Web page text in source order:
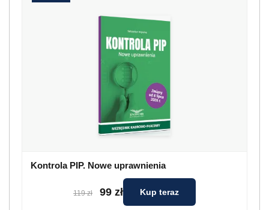
Kontrola PIP. Nowe uprawnienia
119 zł 99 zł Kup teraz